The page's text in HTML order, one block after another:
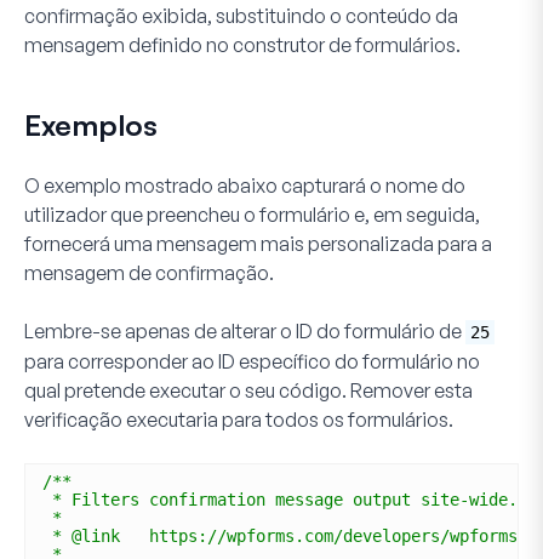
confirmação exibida, substituindo o conteúdo da
mensagem definido no construtor de formulários.
Exemplos
O exemplo mostrado abaixo capturará o nome do
utilizador que preencheu o formulário e, em seguida,
fornecerá uma mensagem mais personalizada para a
mensagem de confirmação.
Lembre-se apenas de alterar o ID do formulário de 25
para corresponder ao ID específico do formulário no
qual pretende executar o seu código. Remover esta
verificação executaria para todos os formulários.
/**
* Filters confirmation message output site-wide.
*
* @link   https://wpforms.com/developers/
*